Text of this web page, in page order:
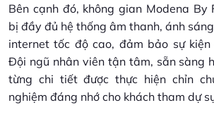
Bên cạnh đó, không gian Modena By
bị đầy đủ hệ thống âm thanh, ánh
internet tốc độ cao, đảm bảo sự
Đội ngũ nhân viên tận tâm, sẵn sàng
từng chi tiết được thực hiện chỉn
nghiệm đáng nhớ cho khách tham dự